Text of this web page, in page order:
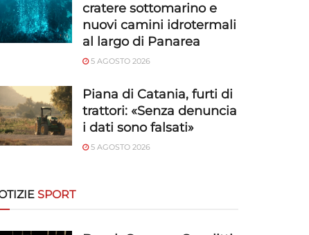
cratere sottomarino e
nuovi camini idrotermali
al largo di Panarea
5 AGOSTO 2026
Piana di Catania, furti di
trattori: «Senza denuncia
i dati sono falsati»
5 AGOSTO 2026
SPORT